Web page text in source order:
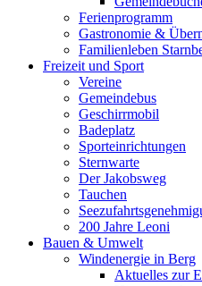
Ferienprogramm
Gastronomie &
Familienleben
Freizeit und Sport
Vereine
Gemeindebus
Geschirrmobil
Badeplatz
Sporteinrichtungen
Sternwarte
Der Jakobsweg
Tauchen
200 Jahre Leoni
Bauen & Umwelt
Windenergie in Berg
Aktuelles zur